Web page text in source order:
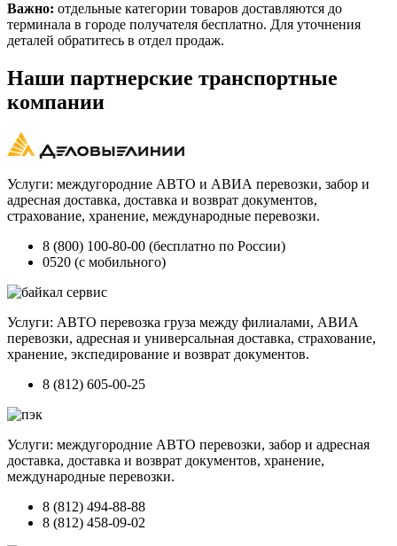
Важно: отдельные категории товаров доставляются до
терминала в городе получателя бесплатно. Для уточнения
деталей обратитесь в отдел продаж.
Наши партнерские транспортные
компании
Услуги: междугородние АВТО и АВИА перевозки, забор и
адресная доставка, доставка и возврат документов,
страхование, хранение, международные перевозки.
8 (800) 100-80-00 (бесплатно по России)
0520 (с мобильного)
Услуги: АВТО перевозка груза между филиалами, АВИА
перевозки, адресная и универсальная доставка, страхование,
хранение, экспедирование и возврат документов.
8 (812) 605-00-25
Услуги: междугородние АВТО перевозки, забор и адресная
доставка, доставка и возврат документов, хранение,
международные перевозки.
8 (812) 494-88-88
8 (812) 458-09-02